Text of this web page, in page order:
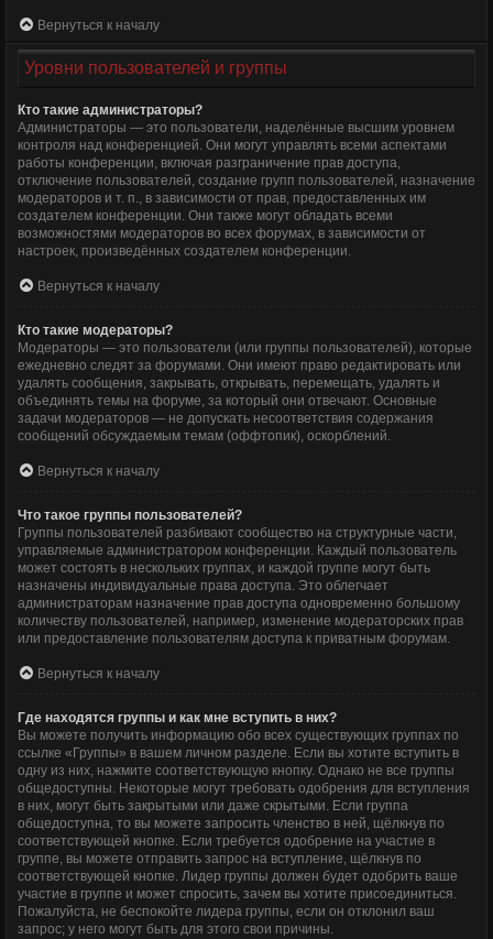
Вернуться к началу
Уровни пользователей и группы
Кто такие администраторы?
Администраторы — это пользователи, наделённые высшим уровнем
контроля над конференцией. Они могут управлять всеми аспектами
работы конференции, включая разграничение прав доступа,
отключение пользователей, создание групп пользователей, назначение
модераторов и т. п., в зависимости от прав, предоставленных им
создателем конференции. Они также могут обладать всеми
возможностями модераторов во всех форумах, в зависимости от
настроек, произведённых создателем конференции.
Вернуться к началу
Кто такие модераторы?
Модераторы — это пользователи (или группы пользователей), которые
ежедневно следят за форумами. Они имеют право редактировать или
удалять сообщения, закрывать, открывать, перемещать, удалять и
объединять темы на форуме, за который они отвечают. Основные
задачи модераторов — не допускать несоответствия содержания
сообщений обсуждаемым темам (оффтопик), оскорблений.
Вернуться к началу
Что такое группы пользователей?
Группы пользователей разбивают сообщество на структурные части,
управляемые администратором конференции. Каждый пользователь
может состоять в нескольких группах, и каждой группе могут быть
назначены индивидуальные права доступа. Это облегчает
администраторам назначение прав доступа одновременно большому
количеству пользователей, например, изменение модераторских прав
или предоставление пользователям доступа к приватным форумам.
Вернуться к началу
Где находятся группы и как мне вступить в них?
Вы можете получить информацию обо всех существующих группах по
ссылке «Группы» в вашем личном разделе. Если вы хотите вступить в
одну из них, нажмите соответствующую кнопку. Однако не все группы
общедоступны. Некоторые могут требовать одобрения для вступления
в них, могут быть закрытыми или даже скрытыми. Если группа
общедоступна, то вы можете запросить членство в ней, щёлкнув по
соответствующей кнопке. Если требуется одобрение на участие в
группе, вы можете отправить запрос на вступление, щёлкнув по
соответствующей кнопке. Лидер группы должен будет одобрить ваше
участие в группе и может спросить, зачем вы хотите присоединиться.
Пожалуйста, не беспокойте лидера группы, если он отклонил ваш
запрос; у него могут быть для этого свои причины.